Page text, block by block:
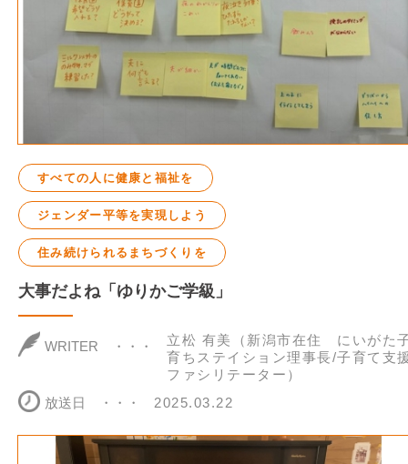
すべての人に健康と福祉を
ジェンダー平等を実現しよう
住み続けられるまちづくりを
大事だよね「ゆりかご学級」
WRITER
立松 有美（新潟市在住 にいがた
育ちステイション理事長/子育て支
ファシリテーター）
放送日
2025.03.22